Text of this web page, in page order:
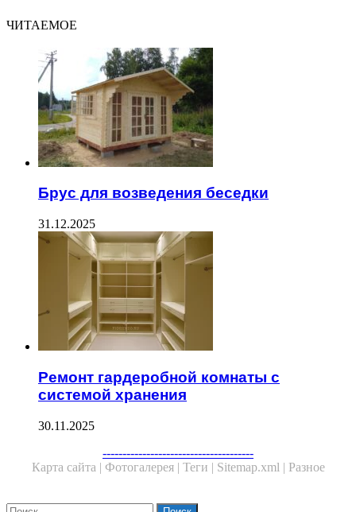
ЧИТАЕМОЕ
Брус для возведения беседки
31.12.2025
Ремонт гардеробной комнаты с
системой хранения
30.11.2025
--------------------------------------
Карта сайта | Фотогалерея | Теги | Sitemap.xml | Разное
Close
Найти: